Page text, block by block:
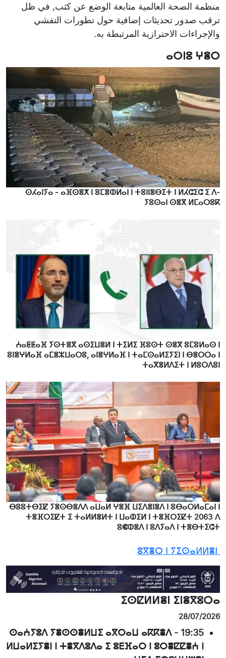
منظمة الصحة العالمية متابعة الوضع عن كثب, في ظل
ترقب صدور تحديثات إضافية حول تطورات التفشي
والإجراءات الاحترازية المرتبطة به.
ⴰⵔⵏⵓ ⵖⴻⵔ
ⵙⵃⴰⵏⵢⴰ - ⴰⴼⵙⴻⵅ ⵏ ⵓⵎⴻⵀⵍⴰⵏ ⵏ ⵜⵓⵏⵏⴻⴱⵉⵜ ⵏ ⵍⵃⵛⵉⵛ ⵉ ⴷ-
ⵢⵓⵙⴰⵏ ⵙⴻⴳ ⵍⵎⴰⵔⵓⴽ
ⵄⴰⵟⵟⴰⴼ ⵢⵙⵜⴻⴳ ⴰⵙⵉⵡⴻⵍ ⵏ ⵜⵉⵍⵉ ⴼⵓⵙⵜ ⵙⴻⴳ ⵓⵎⵓⵍⴰⵙ ⵏ
ⵓⵏⴻⵖⵍⴰⴼ ⴰⵎⴻⵣⵡⴰⵔⵓ, ⴰⵏⴻⵖⵍⴰⴼ ⵏ ⵜⴰⵎⵙⴰⵍⵉⵢⵉⵏ ⵏ ⴱⴻⵔⵔⴰ ⵏ
ⵜⴰⴳⴻⵍⴷⵉⵜ ⵏ ⵍⵓⵔⴷⵓⵏ
ⴱⵓⵓⵜⴱⵉⵇ ⵢⴻⵙⴱⴻⴷⴷ ⴰⵡⴰⵍ ⵖⴻⴼ ⵡⵉⴷⴻⵏⴻⴷ ⵏ ⵓⴱⴰⵔⵍⴰⵎⴰⵏ ⵏ
ⵜⴻⴼⵔⵉⵇⵜ ⵉ ⵜⴰⵍⵍⴻⵍⵜ ⵏ ⵡⴰⵀⵉⵍ ⵏ ⵜⴻⴼⵔⵉⵇⵜ 2063 ⴷ
ⵓⵞⵀⴻⴷ ⵏ ⵓⴷⵢⴰⴷ ⵏ ⵜⴻⴱⵜⵉⵛⵜ
ⵉⵙⵇⵍⵍⴻⵏ ⵉⵏⴻⴳⵓⵔⴰ
28/07/2026
19:35
-
ⵙⴰⵄⵢⵓⴷ ⵢⴻⵙⵙⴻⵍⵡⵉ ⴰⴳⵔⴰⵡ ⴰⴽⴽⴻⴷ
ⵍⵡⴰⵍⵉⵢⴻⵏ ⵏ ⵜⴻⴳⴷⵓⴷⴰ ⵉ ⵓⴹⴼⴰⵔ ⵏ ⵓⵔⴻⵇⵇⴻⵄ ⵏ